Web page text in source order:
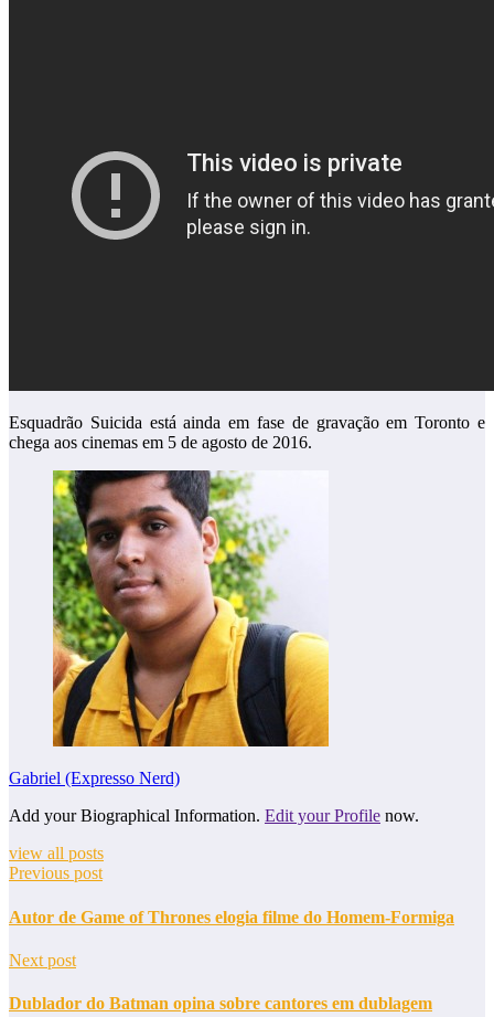
Esquadrão Suicida está ainda em fase de gravação em Toronto e
chega aos cinemas em 5 de agosto de 2016.
Gabriel (Expresso Nerd)
Add your Biographical Information. Edit your Profile now.
view all posts
Previous post
Autor de Game of Thrones elogia filme do Homem-Formiga
Next post
Dublador do Batman opina sobre cantores em dublagem